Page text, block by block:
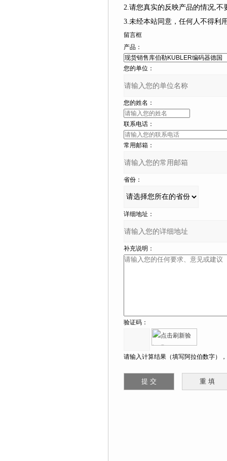
2.请您真实的反映产品的情况,
3.未经本站同意，任何人不得利
留言框
产品：
您的单位：
您的姓名：
联系电话：
常用邮箱：
省份：
详细地址：
补充说明：
验证码：
请输入计算结果（填写阿拉伯数字）